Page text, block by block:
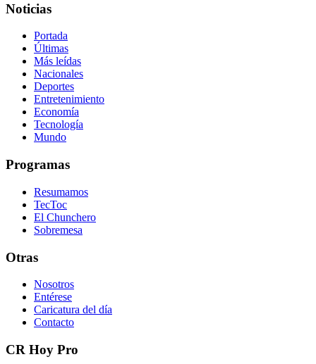
Noticias
Portada
Últimas
Más leídas
Nacionales
Deportes
Entretenimiento
Economía
Tecnología
Mundo
Programas
Resumamos
TecToc
El Chunchero
Sobremesa
Otras
Nosotros
Entérese
Caricatura del día
Contacto
CR Hoy Pro